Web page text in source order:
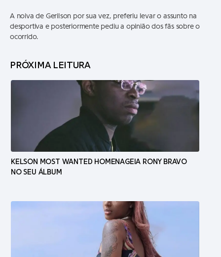
A noiva de Gerilson por sua vez, preferiu levar o assunto na
desportiva e posteriormente pediu a opinião dos fãs sobre o
ocorrido.
PRÓXIMA LEITURA
KELSON MOST WANTED HOMENAGEIA RONY BRAVO
NO SEU ÁLBUM